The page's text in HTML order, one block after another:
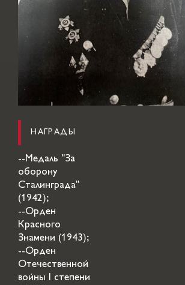
НАГРАДЫ
--Медаль "За
оборону
Сталинграда"
(1942);
--Орден
Красного
Знамени (1943);
--Орден
Отечественной
войны I степени